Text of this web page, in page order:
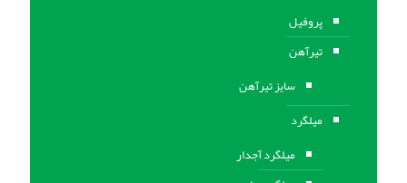
پروفیل
تیرآهن
سایز تیرآهن
میلگرد
میلگرد آجدار